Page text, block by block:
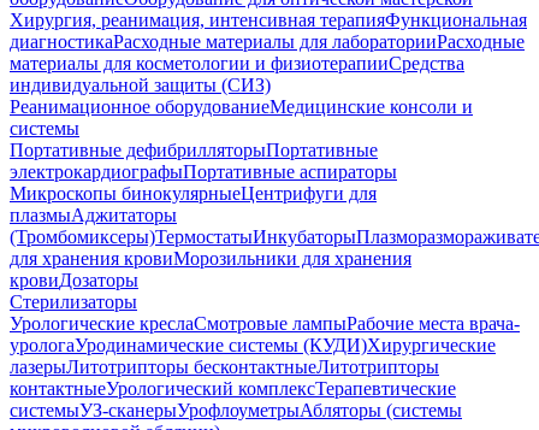
Хирургия, реанимация, интенсивная терапияФункциональная
диагностикаРасходные материалы для лабораторииРасходные
материалы для косметологии и физиотерапииСредства
индивидуальной защиты (СИЗ)
Реанимационное оборудованиеМедицинские консоли и
системы
Портативные дефибрилляторыПортативные
электрокардиографыПортативные аспираторы
Микроскопы бинокулярныеЦентрифуги для
плазмыАджитаторы
(Тромбомиксеры)ТермостатыИнкубаторы
для хранения кровиМорозильники для хранения
кровиДозаторы
Стерилизаторы
Урологические креслаСмотровые лампыРабочие места врача-
урологаУродинамические системы (КУДИ)Хирургические
лазерыЛитотрипторы бесконтактныеЛитотрипторы
контактныеУрологический комплексТерапевтические
системыУЗ-сканерыУрофлоуметрыАбляторы (системы